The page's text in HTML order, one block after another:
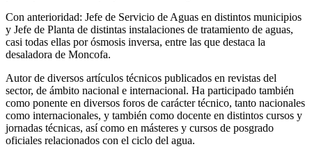
Con anterioridad: Jefe de Servicio de Aguas en distintos municipios
y Jefe de Planta de distintas instalaciones de tratamiento de aguas,
casi todas ellas por ósmosis inversa, entre las que destaca la
desaladora de Moncofa.
Autor de diversos artículos técnicos publicados en revistas del
sector, de ámbito nacional e internacional. Ha participado también
como ponente en diversos foros de carácter técnico, tanto nacionales
como internacionales, y también como docente en distintos cursos y
jornadas técnicas, así como en másteres y cursos de posgrado
oficiales relacionados con el ciclo del agua.